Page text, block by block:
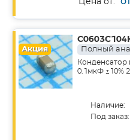
Цена от:
Акция Полный
Конденсатор
0.1мкФ ±10%
Наличие:
Под заказ: